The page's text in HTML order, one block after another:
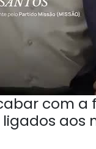
com a
aos